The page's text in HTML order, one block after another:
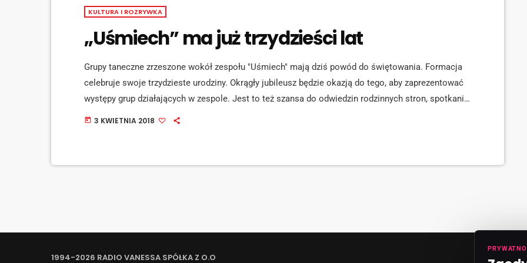
KULTURA I ROZRYWKA
„Uśmiech” ma już trzydzieści lat
Grupy taneczne zrzeszone wokół zespołu "Uśmiech" mają dziś powód do świętowania. Formacja
celebruje swoje trzydzieste urodziny. Okrągły jubileusz będzie okazją do tego, aby zaprezentować
występy grup działających w zespole. Jest to też szansa do odwiedzin rodzinnych stron, spotkania
się ze znajomymi i rozmów na temat tanecznych lat "Uśmiechu". Zespół został założony w 1988
today 3 KWIETNIA 2018
1994-2026 RADIO VANESSA SPÓŁKA Z O.O